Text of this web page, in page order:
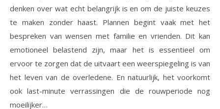
denken over wat echt belangrijk is en om de juiste keuzes
te maken zonder haast. Plannen begint vaak met het
bespreken van wensen met familie en vrienden. Dit kan
emotioneel belastend zijn, maar het is essentieel om
ervoor te zorgen dat de uitvaart een weerspiegeling is van
het leven van de overledene. En natuurlijk, het voorkomt
ook last-minute verrassingen die de rouwperiode nog
moeilijker…